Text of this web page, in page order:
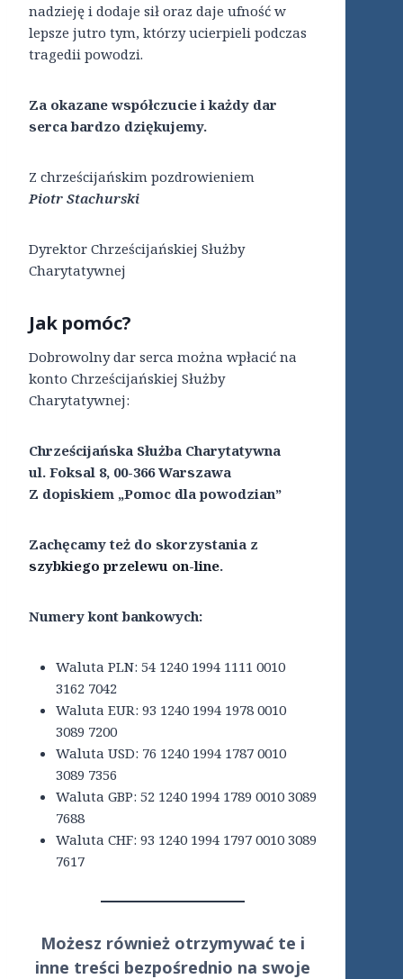
nadzieję i dodaje sił oraz daje ufność w
lepsze jutro tym, którzy ucierpieli podczas
tragedii powodzi.
Za okazane współczucie i każdy dar
serca bardzo dziękujemy.
Z chrześcijańskim pozdrowieniem
Piotr Stachurski
Dyrektor Chrześcijańskiej Służby
Charytatywnej
Jak pomóc?
Dobrowolny dar serca można wpłacić na
konto Chrześcijańskiej Służby
Charytatywnej:
Chrześcijańska Służba Charytatywna
ul. Foksal 8, 00-366 Warszawa
Z dopiskiem „Pomoc dla powodzian”
Zachęcamy też do skorzystania z
szybkiego przelewu on-line.
Numery kont bankowych:
Waluta PLN: 54 1240 1994 1111 0010
3162 7042
Waluta EUR: 93 1240 1994 1978 0010
3089 7200
Waluta USD: 76 1240 1994 1787 0010
3089 7356
Waluta GBP: 52 1240 1994 1789 0010 3089
7688
Waluta CHF: 93 1240 1994 1797 0010 3089
7617
Możesz również otrzymywać te i
inne treści bezpośrednio na swoje